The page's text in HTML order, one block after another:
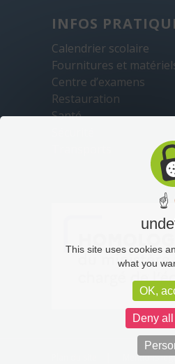
INFOS
Calendrier scolaire
Fournitures et
Centre d’examens
Restauration
Santé
Mentions
☝
This site uses cookies
what you
OK,
Deny